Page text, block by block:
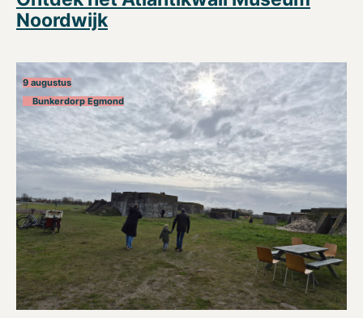
Noordwijk
9 augustus
Bunkerdorp Egmond